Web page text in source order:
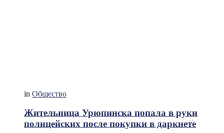
in Общество
Жительница Урюпинска попала в руки
полицейских после покупки в даркнете